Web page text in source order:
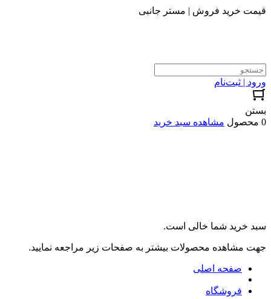
قیمت خرید فروش | مستر جانبی
ورود | ثبت‌نام
بستن
0 محصول
مشاهده سبد خرید
سبد خرید شما خالی است.
جهت مشاهده محصولات بیشتر به صفحات زیر مراجعه نمایید.
صفحه اصلی
فروشگاه